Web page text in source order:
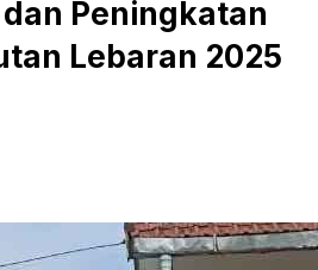
Peningkatan
Lebaran 2025